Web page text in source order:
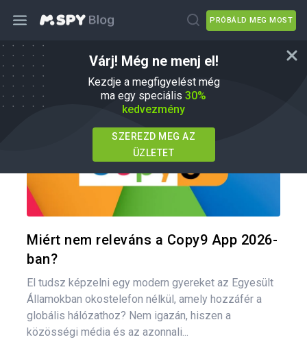
PRÓBÁLD MEG MOST
Várj! Még ne menj el!
Kezdje a megfigyelést még
ma egy speciális 30%
kedvezmény
SZEREZD MEG AZ
ÜZLETET
mSpy Alternatívák
Miért nem releváns a Copy9 App 2026-
ban?
El tudsz képzelni egy modern gyereket az Egyesült
Államokban okostelefon nélkül, amely hozzáfér a
globális hálózathoz? Nem igazán, hiszen a
közösségi média és az azonnali...